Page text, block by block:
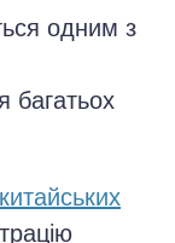
одним з
багатьох